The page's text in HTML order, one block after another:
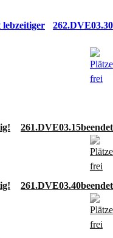
261.DVE03.15
261.DVE03.40
lebzeitiger
262.DVE03.30